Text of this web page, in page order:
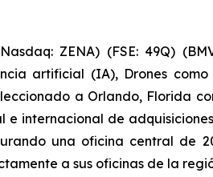
ZENA) (FSE: 49Q)
artificial (IA), Drones
a Orlando, Florida
e internacional de
una oficina central de
a sus oficinas de la